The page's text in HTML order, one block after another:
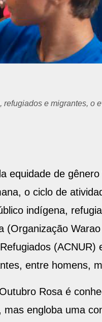
a oficina das
equidade de
o ciclo de
indígena,
(Organização
entre homens,
Rosa é
engloba uma